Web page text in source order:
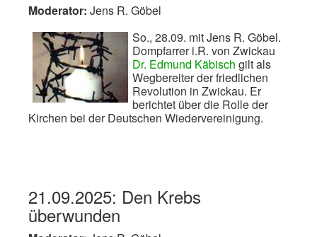
Moderator: Jens R. Göbel
So., 28.09. mit Jens R. Göbel.
Dompfarrer i.R. von Zwickau
Dr. Edmund Käbisch gilt als
Wegbereiter der friedlichen
Revolution in Zwickau. Er
berichtet über die Rolle der
Kirchen bei der Deutschen Wiedervereinigung.
21.09.2025: Den Krebs
überwunden